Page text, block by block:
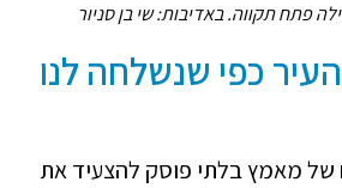
פתח תקווה. באדיבות: שי בן סניור
כפי שנשלחה לנו
4 שנים של מאמץ בלתי פוסק להצעיד את